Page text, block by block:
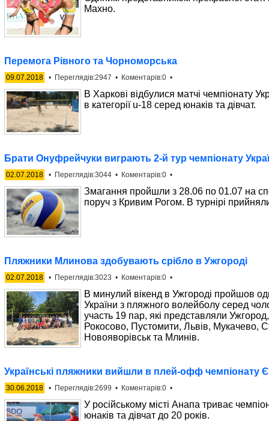
Махно.
Перемога Рівного та Чорноморська
09.07.2018 • Переглядів:2947 • Коментарів:0 •
В Харкові відбулися матчі чемпіонату
в категорії u-18 серед юнаків та дівчат.
Брати Онуфрейчуки виграють 2-й тур чемпіонату
02.07.2018 • Переглядів:3044 • Коментарів:0 •
Змагання пройшли з 28.06 по 01.07 на
поруч з Кривим Рогом. В турнірі
Пляжники Млинова здобувають срібло в Ужгороді
02.07.2018 • Переглядів:3023 • Коментарів:0 •
В минулий вікенд в Ужгороді пройшов
України з пляжного волейболу серед
участь 19 пар, які представляли
Рокосово, Пустомити, Львів, Мукачево,
Новояворівськ та Млинів.
Українські пляжники вийшли в плей-офф чемпіонату
30.06.2018 • Переглядів:2699 • Коментарів:0 •
У російському місті Анапа триває
юнаків та дівчат до 20 років.